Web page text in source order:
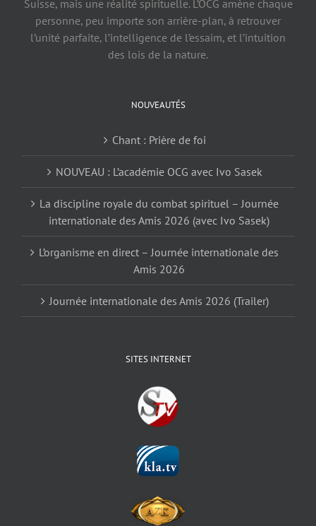
Suisse, mais une réalité spirituelle. L’OCG amène chaque
personne, peu importe son arrière-plan, à retrouver
l’unité parfaite, l’intelligence de l’essaim, et l’intuition
des lois de la nature.
NOUVEAUTÉS
Chant : Prière de foi
NOUVEAU : L’académie OCG avec Ivo Sasek
La discipline royale du combat spirituel – Journée
internationale des Amis 2026 (avec Ivo Sasek)
L’organisme en direct – Journée internationale des
Amis 2026
Journée internationale des Amis 2026 (Trailer)
SITES INTERNET